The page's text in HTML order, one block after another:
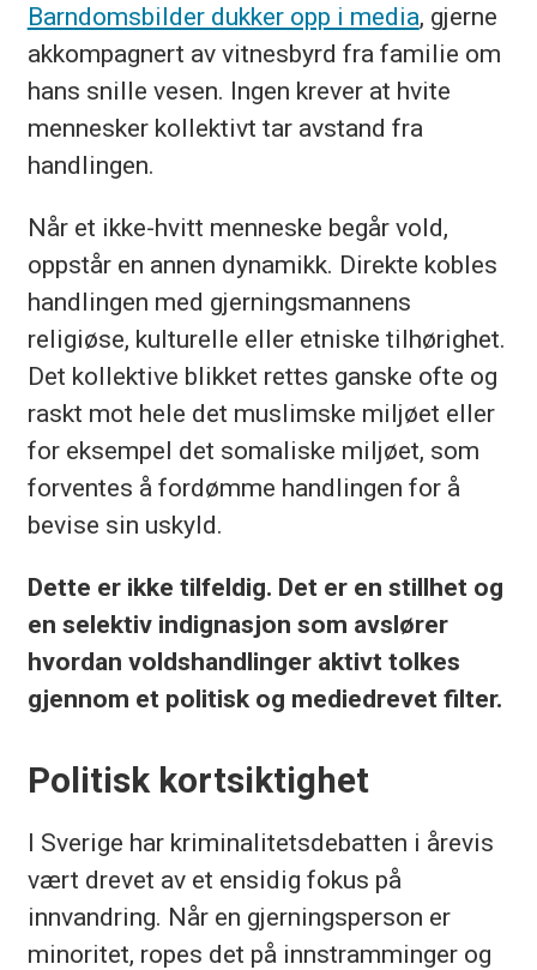
Barndomsbilder dukker opp i media, gjerne
akkompagnert av vitnesbyrd fra familie om
hans snille vesen. Ingen krever at hvite
mennesker kollektivt tar avstand fra
handlingen.
Når et ikke-hvitt menneske begår vold,
oppstår en annen dynamikk. Direkte kobles
handlingen med gjerningsmannens
religiøse, kulturelle eller etniske tilhørighet.
Det kollektive blikket rettes ganske ofte og
raskt mot hele det muslimske miljøet eller
for eksempel det somaliske miljøet, som
forventes å fordømme handlingen for å
bevise sin uskyld.
Dette er ikke tilfeldig. Det er en stillhet og
en selektiv indignasjon som avslører
hvordan voldshandlinger aktivt tolkes
gjennom et politisk og mediedrevet filter.
Politisk kortsiktighet
I Sverige har kriminalitetsdebatten i årevis
vært drevet av et ensidig fokus på
innvandring. Når en gjerningsperson er
minoritet, ropes det på innstramminger og